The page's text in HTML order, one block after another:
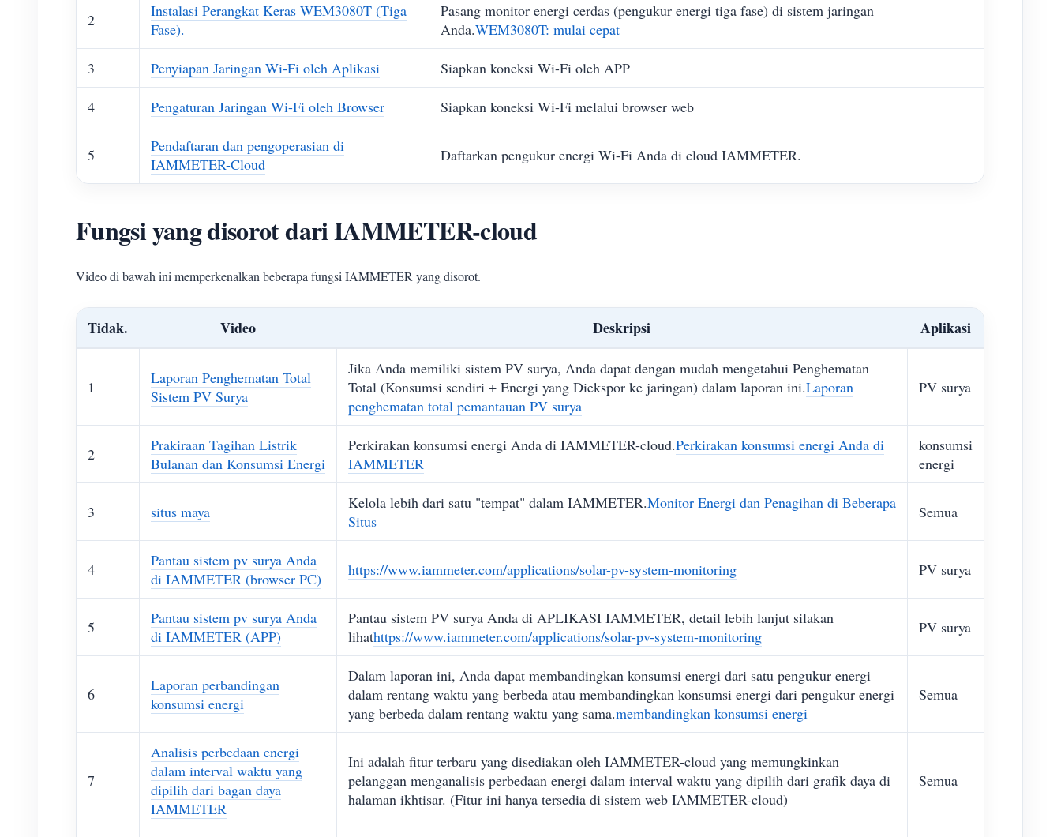
2
Instalasi Perangkat Keras WEM3080T (Tiga
Fase).
Pasang monitor energi cerdas (pengukur energi tiga fase) di sistem jaringan
Anda.WEM3080T: mulai cepat
3 Penyiapan Jaringan Wi-Fi oleh Aplikasi Siapkan koneksi Wi-Fi oleh APP
4 Pengaturan Jaringan Wi-Fi oleh Browser Siapkan koneksi Wi-Fi melalui browser web
5
Pendaftaran dan pengoperasian di
IAMMETER-Cloud
Daftarkan pengukur energi Wi-Fi Anda di cloud IAMMETER.
Fungsi yang disorot dari IAMMETER-cloud
Video di bawah ini memperkenalkan beberapa fungsi IAMMETER yang disorot.
Tidak. Video Deskripsi Aplikasi
1
Laporan Penghematan Total
Sistem PV Surya
Jika Anda memiliki sistem PV surya, Anda dapat dengan mudah mengetahui Penghematan
Total (Konsumsi sendiri + Energi yang Diekspor ke jaringan) dalam laporan ini.Laporan
penghematan total pemantauan PV surya
PV surya
2
Prakiraan Tagihan Listrik
Bulanan dan Konsumsi Energi
Perkirakan konsumsi energi Anda di IAMMETER-cloud.Perkirakan konsumsi energi Anda di
IAMMETER
konsumsi
energi
3 situs maya Kelola lebih dari satu "tempat" dalam IAMMETER.Monitor Energi dan Penagihan di Beberapa
Situs
Semua
4
Pantau sistem pv surya Anda
di IAMMETER (browser PC)
https://www.iammeter.com/applications/solar-pv-system-monitoring PV surya
5
Pantau sistem pv surya Anda
di IAMMETER (APP)
Pantau sistem PV surya Anda di APLIKASI IAMMETER, detail lebih lanjut silakan
lihathttps://www.iammeter.com/applications/solar-pv-system-monitoring PV surya
6
Laporan perbandingan
konsumsi energi
Dalam laporan ini, Anda dapat membandingkan konsumsi energi dari satu pengukur energi
dalam rentang waktu yang berbeda atau membandingkan konsumsi energi dari pengukur energi
yang berbeda dalam rentang waktu yang sama.membandingkan konsumsi energi
Semua
7
Analisis perbedaan energi
dalam interval waktu yang
dipilih dari bagan daya
IAMMETER
Ini adalah fitur terbaru yang disediakan oleh IAMMETER-cloud yang memungkinkan
pelanggan menganalisis perbedaan energi dalam interval waktu yang dipilih dari grafik daya di
halaman ikhtisar. (Fitur ini hanya tersedia di sistem web IAMMETER-cloud)
Semua